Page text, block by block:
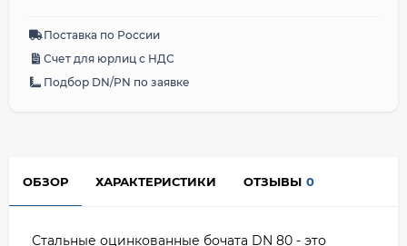
Поставка по России
Счет для юрлиц с НДС
Подбор DN/PN по заявке
ОБЗОР ХАРАКТЕРИСТИКИ ОТЗЫВЫ 0
Стальные оцинкованные бочата DN 80 - это